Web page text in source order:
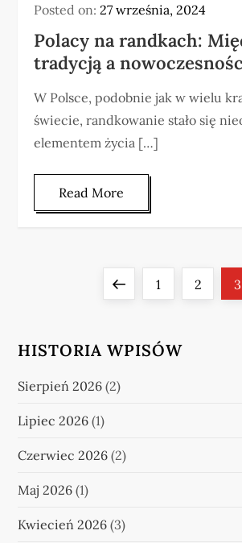
Posted on:27 września, 2024
Polacy na randkach:
tradycją a
W Polsce, podobnie jak w wielu
świecie, randkowanie stało się
elementem życia […]
Read More
r
o
n
i
c
o
Previous
Page
1 Page
2 3
HISTORIA WPISÓW
Sierpień 2026 (2)
Lipiec 2026 (1)
Czerwiec 2026 (2)
Maj 2026 (1)
Kwiecień 2026 (3)